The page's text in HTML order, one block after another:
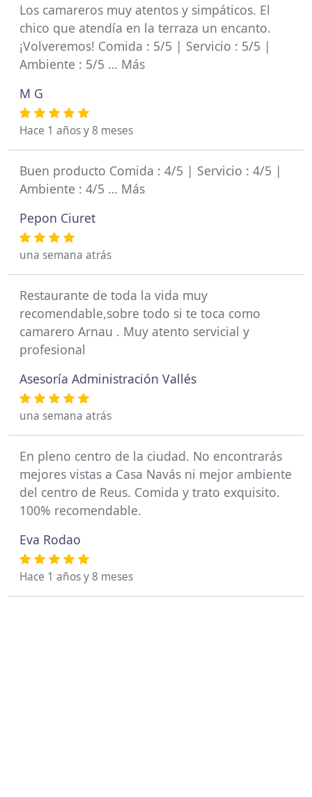
Los camareros muy atentos y simpáticos. El
chico que atendía en la terraza un encanto.
¡Volveremos! Comida : 5/5 | Servicio : 5/5 |
Ambiente : 5/5 … Más
M G
Hace 1 años y 8 meses
Buen producto Comida : 4/5 | Servicio : 4/5 |
Ambiente : 4/5 … Más
Pepon Ciuret
una semana atrás
Restaurante de toda la vida muy
recomendable,sobre todo si te toca como
camarero Arnau . Muy atento servicial y
profesional
Asesoría Administración Vallés
una semana atrás
En pleno centro de la ciudad. No encontrarás
mejores vistas a Casa Navás ni mejor ambiente
del centro de Reus. Comida y trato exquisito.
100% recomendable.
Eva Rodao
Hace 1 años y 8 meses